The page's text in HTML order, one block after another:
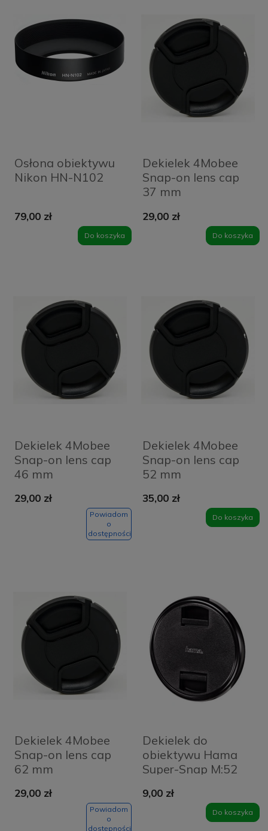
Osłona obiektywu
Nikon HN-N102
79,00 zł
Do koszyka
Dekielek 4Mobee
Snap-on lens cap
37 mm
29,00 zł
Do koszyka
Dekielek 4Mobee
Snap-on lens cap
46 mm
29,00 zł
Powiadom
o
dostępności
Dekielek 4Mobee
Snap-on lens cap
52 mm
35,00 zł
Do koszyka
Dekielek 4Mobee
Snap-on lens cap
62 mm
29,00 zł
Powiadom
o
dostępności
Dekielek do
obiektywu Hama
Super-Snap M:52
9,00 zł
Do koszyka